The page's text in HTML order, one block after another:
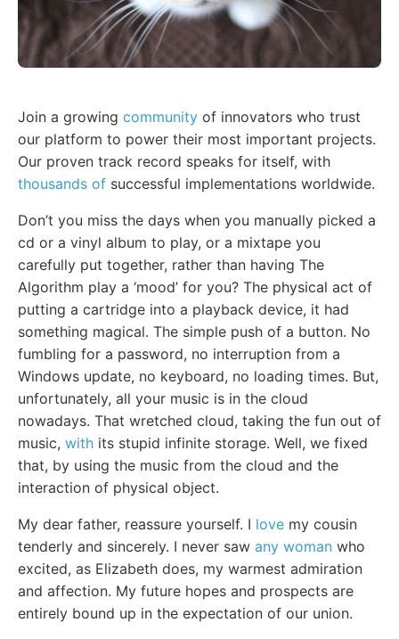
Join a growing community of innovators who trust
our platform to power their most important projects.
Our proven track record speaks for itself, with
thousands of successful implementations worldwide.
Don’t you miss the days when you manually picked a
cd or a vinyl album to play, or a mixtape you
carefully put together, rather than having The
Algorithm play a ‘mood’ for you? The physical act of
putting a cartridge into a playback device, it had
something magical. The simple push of a button. No
fumbling for a password, no interruption from a
Windows update, no keyboard, no loading times. But,
unfortunately, all your music is in the cloud
nowadays. That wretched cloud, taking the fun out of
music, with its stupid infinite storage. Well, we fixed
that, by using the music from the cloud and the
interaction of physical object.
My dear father, reassure yourself. I love my cousin
tenderly and sincerely. I never saw any woman who
excited, as Elizabeth does, my warmest admiration
and affection. My future hopes and prospects are
entirely bound up in the expectation of our union.